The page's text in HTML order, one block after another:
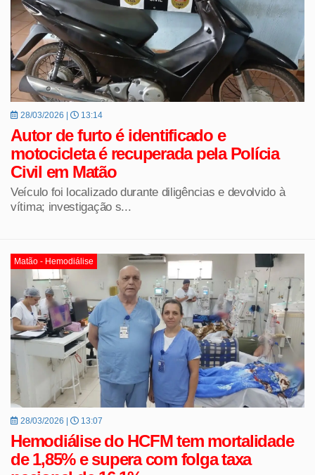
28/03/2026 | 13:14
Autor de furto é identificado e
motocicleta é recuperada pela Polícia
Civil em Matão
Veículo foi localizado durante diligências e devolvido à
vítima; investigação s...
Matão - Hemodiálise
28/03/2026 | 13:07
Hemodiálise do HCFM tem mortalidade
de 1,85% e supera com folga taxa